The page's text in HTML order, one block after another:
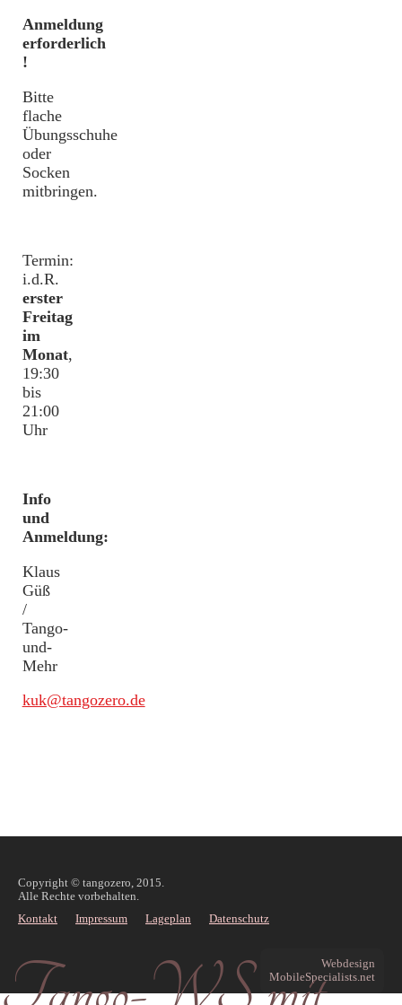
Anmeldung
erforderlich
!
Bitte
flache
Übungsschuhe
oder
Socken
mitbringen.
Termin:
i.d.R.
erster
Freitag
im
Monat,
19:30
bis
21:00
Uhr
Info
und
Anmeldung:
Klaus
Güß
/
Tango-
und-
Mehr
kuk@tangozero.de
Copyright © tangozero, 2015.
Alle Rechte vorbehalten.
Kontakt
Impressum Lageplan Datenschutz
Webdesign
MobileSpecialists.net